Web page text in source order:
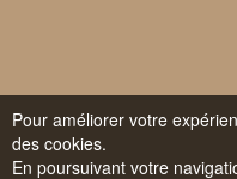
Pour améliorer votre
des cookies.
En poursuivant votre